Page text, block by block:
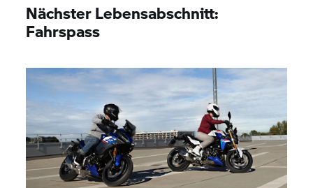
Nächster Lebensabschnitt:
Fahrspass